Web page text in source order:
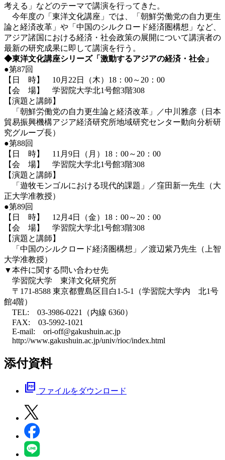
考える」などのテーマで講演を行ってきた。
今年度の「東洋文化講座」では、「朝鮮労働党の自力更生
論と経済改革」や「中国のシルクロード経済圏構想」など、
アジア諸国における経済・社会政策の展開について講演者の
最新の研究成果に即して講演を行う。
◆東洋文化講座シリーズ「激動するアジアの経済・社会」
●第87回
【日 時】 10月22日（木）18：00～20：00
【会 場】 学習院大学北1号館3階308
【演題と講師】
「朝鮮労働党の自力更生論と経済改革」／中川雅彦（日本
貿易振興機構アジア経済研究所地域研究センター動向分析研
究グループ長）
●第88回
【日 時】 11月9日（月）18：00～20：00
【会 場】 学習院大学北1号館3階308
【演題と講師】
「遊牧モンゴルにおける現代的課題」／窪田新一先生（大
正大学准教授）
●第89回
【日 時】 12月4日（金）18：00～20：00
【会 場】 学習院大学北1号館3階308
【演題と講師】
「中国のシルクロード経済圏構想」／渡辺紫乃先生（上智
大学准教授）
▼本件に関する問い合わせ先
学習院大学 東洋文化研究所
〒171-8588 東京都豊島区目白1-5-1（学習院大学内 北1号
館4階）
TEL: 03-3986-0221（内線 6360）
FAX: 03-5992-1021
E-mail: ori-off@gakushuin.ac.jp
http://www.gakushuin.ac.jp/univ/rioc/index.html
添付資料
picture_as_pdf ファイルをダウンロード